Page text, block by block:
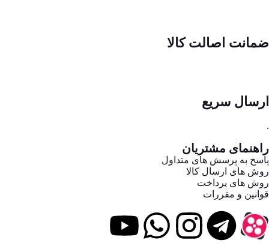
ضمانت اصالت کالا
ارسال سریع
.
راهنمای مشتریان
پاسخ به پرسش های متداول
روش های ارسال کالا
روش های پرداخت
قوانین و مقررات